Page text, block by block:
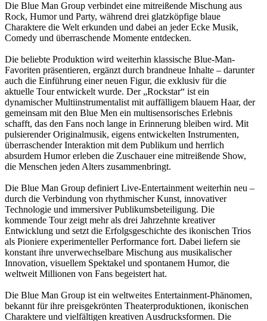
Die Blue Man Group verbindet eine mitreißende Mischung aus
Rock, Humor und Party, während drei glatzköpfige blaue
Charaktere die Welt erkunden und dabei an jeder Ecke Musik,
Comedy und überraschende Momente entdecken.
Die beliebte Produktion wird weiterhin klassische Blue-Man-
Favoriten präsentieren, ergänzt durch brandneue Inhalte – darunter
auch die Einführung einer neuen Figur, die exklusiv für die
aktuelle Tour entwickelt wurde. Der „Rockstar“ ist ein
dynamischer Multiinstrumentalist mit auffälligem blauem Haar, der
gemeinsam mit den Blue Men ein multisensorisches Erlebnis
schafft, das den Fans noch lange in Erinnerung bleiben wird. Mit
pulsierender Originalmusik, eigens entwickelten Instrumenten,
überraschender Interaktion mit dem Publikum und herrlich
absurdem Humor erleben die Zuschauer eine mitreißende Show,
die Menschen jeden Alters zusammenbringt.
Die Blue Man Group definiert Live-Entertainment weiterhin neu –
durch die Verbindung von rhythmischer Kunst, innovativer
Technologie und immersiver Publikumsbeteiligung. Die
kommende Tour zeigt mehr als drei Jahrzehnte kreativer
Entwicklung und setzt die Erfolgsgeschichte des ikonischen Trios
als Pioniere experimenteller Performance fort. Dabei liefern sie
konstant ihre unverwechselbare Mischung aus musikalischer
Innovation, visuellem Spektakel und spontanem Humor, die
weltweit Millionen von Fans begeistert hat.
Die Blue Man Group ist ein weltweites Entertainment-Phänomen,
bekannt für ihre preisgekrönten Theaterproduktionen, ikonischen
Charaktere und vielfältigen kreativen Ausdrucksformen. Die